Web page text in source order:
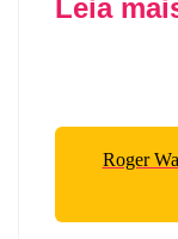
Leia
Roger